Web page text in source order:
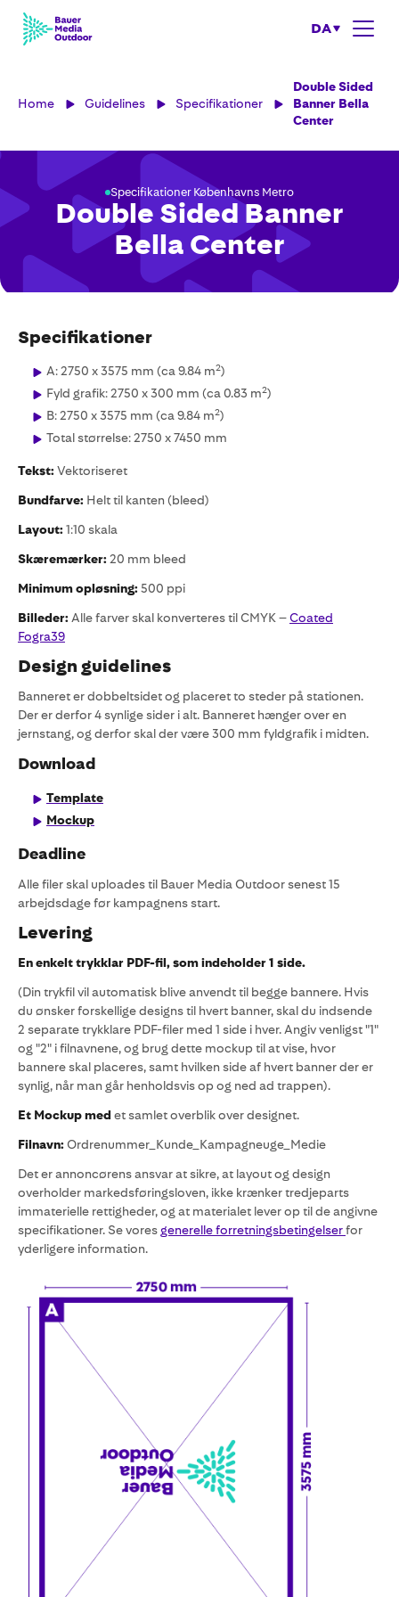
DA
Home Guidelines Specifikationer
Double Sided
Banner Bella
Center
Specifikationer Københavns Metro
Double Sided Banner
Bella Center
Specifikationer
A: 2750 x 3575 mm (ca 9.84 m2)
Fyld grafik: 2750 x 300 mm (ca 0.83 m2)
B: 2750 x 3575 mm (ca 9.84 m2)
Total størrelse: 2750 x 7450 mm
Tekst:Vektoriseret
Bundfarve: Helt til kanten (bleed)
Layout:1:10 skala
Skæremærker:20 mm bleed
Minimum opløsning:500 ppi
Billeder: Alle farver skal konverteres til CMYK –Coated
Fogra39
Design guidelines
Banneret er dobbeltsidet og placeret to steder på stationen.
Der er derfor 4 synlige sider i alt. Banneret hænger over en
jernstang, og derfor skal der være 300 mm fyldgrafik i midten.
Download
Template
Mockup
Deadline
Alle filer skal uploades til Bauer Media Outdoor senest 15
arbejdsdage før kampagnens start.
Levering
En enkelt trykklar PDF-fil, som indeholder 1 side.
(Din trykfil vil automatisk blive anvendt til begge bannere. Hvis
du ønsker forskellige designs til hvert banner, skal du indsende
2 separate trykklare PDF-filer med 1 side i hver. Angiv venligst "1"
og "2" i filnavnene, og brug dette mockup til at vise, hvor
bannere skal placeres, samt hvilken side af hvert banner der er
synlig, når man går henholdsvis op og ned ad trappen).
Et Mockup medet samlet overblik over designet.
Filnavn: Ordrenummer_Kunde_Kampagneuge_Medie
Det er annoncørens ansvar at sikre, at layout og design
overholder markedsføringsloven, ikke krænker tredjeparts
immaterielle rettigheder, og at materialet lever op til de angivne
specifikationer. Se voresgenerelle forretningsbetingelserfor
yderligere information.